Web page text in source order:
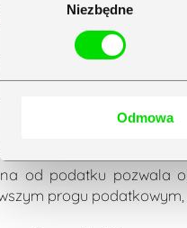
Niezbędne
Odmowa
zł
podatku od
od podatku pozwala
progu